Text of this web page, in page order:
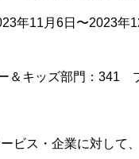
年11月6日〜2023年
＆キッズ部門：341
ビス・企業に対して